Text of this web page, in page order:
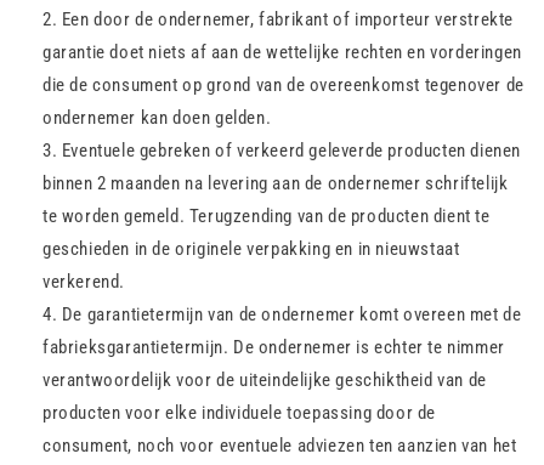
Een door de ondernemer, fabrikant of importeur verstrekte
garantie doet niets af aan de wettelijke rechten en vorderingen
die de consument op grond van de overeenkomst tegenover de
ondernemer kan doen gelden.
Eventuele gebreken of verkeerd geleverde producten dienen
binnen 2 maanden na levering aan de ondernemer schriftelijk
te worden gemeld. Terugzending van de producten dient te
geschieden in de originele verpakking en in nieuwstaat
verkerend.
De garantietermijn van de ondernemer komt overeen met de
fabrieksgarantietermijn. De ondernemer is echter te nimmer
verantwoordelijk voor de uiteindelijke geschiktheid van de
producten voor elke individuele toepassing door de
consument, noch voor eventuele adviezen ten aanzien van het